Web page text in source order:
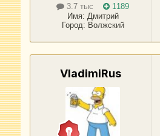
3.7 тыс
1189
Имя: Дмитрий
Город: Волжский
VladimiRus